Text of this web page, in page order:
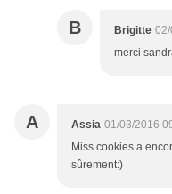
B Brigitte
merci
A Assia 01/03/2016
Miss cookies a
sûrement:)